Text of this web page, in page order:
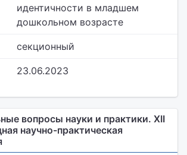
идентичности в младшем
дошкольном возрасте
секционный
23.06.2023
вопросы науки и практики. XII
научно-практическая